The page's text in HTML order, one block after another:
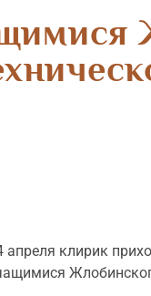
апреля клирик